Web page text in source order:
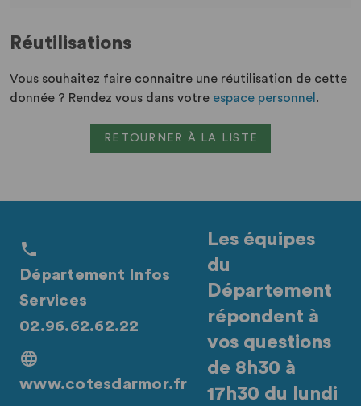
Réutilisations
Vous souhaitez faire connaitre une réutilisation de cette
donnée ? Rendez vous dans votre espace personnel .
RETOURNER À LA LISTE
Département Infos
Services
02.96.62.62.22
www.cotesdarmor.fr
Les équipes
du
Département
répondent à
vos questions
de 8h30 à
17h30 du lundi